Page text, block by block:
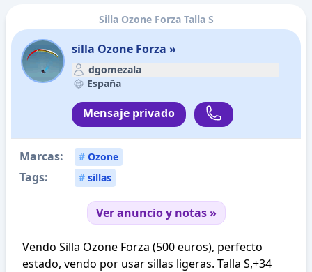
Silla Ozone Forza Talla S
silla Ozone Forza »
dgomezala
España
Mensaje privado
Marcas: # Ozone
Tags: # sillas
Ver anuncio y notas »
Vendo Silla Ozone Forza (500 euros), perfecto
estado, vendo por usar sillas ligeras. Talla S,+34